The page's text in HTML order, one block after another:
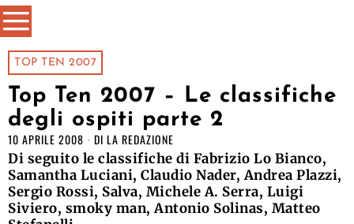
TOP TEN 2007
Top Ten 2007 – Le classifiche
degli ospiti parte 2
10 APRILE 2008 DI LA REDAZIONE
Di seguito le classifiche di Fabrizio Lo Bianco,
Samantha Luciani, Claudio Nader, Andrea Plazzi,
Sergio Rossi, Salva, Michele A. Serra, Luigi
Siviero, smoky man, Antonio Solinas, Matteo